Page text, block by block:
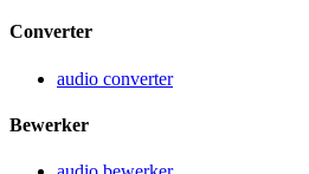
Converter
audio converter
Bewerker